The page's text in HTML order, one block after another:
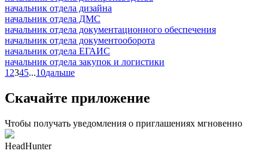
начальник отдела дизайна
начальник отдела ДМС
начальник отдела документационного обеспечения
начальник отдела документооборота
начальник отдела ЕГАИС
начальник отдела закупок и логистики
1 2345...10дальше
Скачайте приложение
Чтобы получать уведомления о приглашениях мгновенно
HeadHunter